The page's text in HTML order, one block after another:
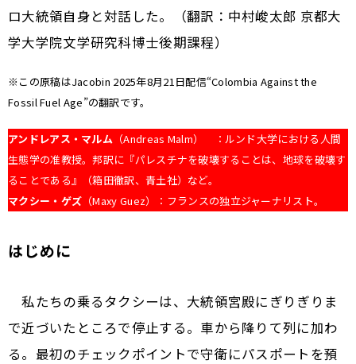
ロ大統領自身と対話した。（翻訳：中村峻太郎 京都大
学大学院文学研究科博士後期課程）
※この原稿はJacobin 2025年8月21日配信“Colombia Against the
Fossil Fuel Age”の翻訳です。
アンドレアス・マルム （Andreas Malm） ：ルンド大学における人間
生態学の准教授。邦訳に『パレスチナを破壊することは、地球を破壊す
ることである』（箱田徹訳、青土社）など。
マクシー・ゲズ （Maxy Guez）：フランスの独立ジャーナリスト。
はじめに
私たちの乗るタクシーは、大統領宮殿にぎりぎりま
で近づいたところで停止する。車から降りて列に加わ
る。最初のチェックポイントで守衛にパスポートを預